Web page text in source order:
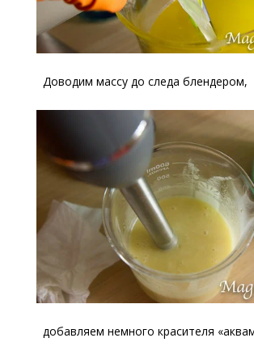
Доводим массу до следа блендером,
добавляем немного красителя